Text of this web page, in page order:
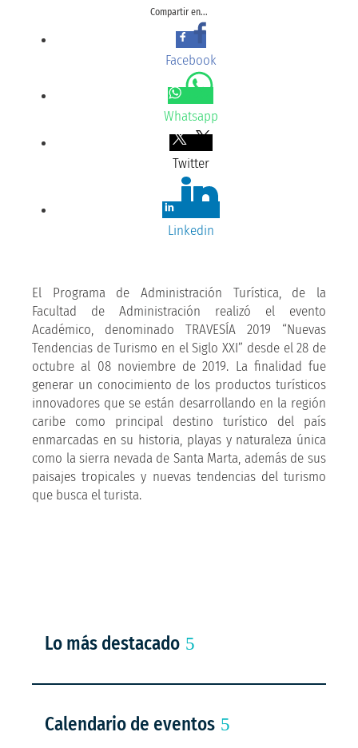
Compartir en...
Facebook
Whatsapp
Twitter
Linkedin
El Programa de Administración Turística, de la
Facultad de Administración realizó el evento
Académico, denominado TRAVESÍA 2019 “Nuevas
Tendencias de Turismo en el Siglo XXI” desde el 28 de
octubre al 08 noviembre de 2019. La finalidad fue
generar un conocimiento de los productos turísticos
innovadores que se están desarrollando en la región
caribe como principal destino turístico del país
enmarcadas en su historia, playas y naturaleza única
como la sierra nevada de Santa Marta, además de sus
paisajes tropicales y nuevas tendencias del turismo
que busca el turista.
Lo más destacado
Calendario de eventos